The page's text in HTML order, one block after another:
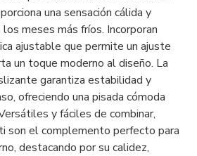
una sensación cálida y
meses más fríos. Incorporan
ajustable que permite un ajuste
un toque moderno al diseño. La
garantiza estabilidad y
ofreciendo una pisada cómoda
y fáciles de combinar,
son el complemento perfecto para
destacando por su calidez,